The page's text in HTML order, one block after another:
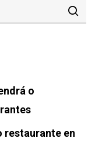
o
restaurante en